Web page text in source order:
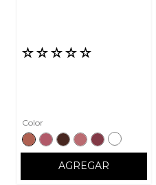
☆☆☆☆☆
Color
AGREGAR